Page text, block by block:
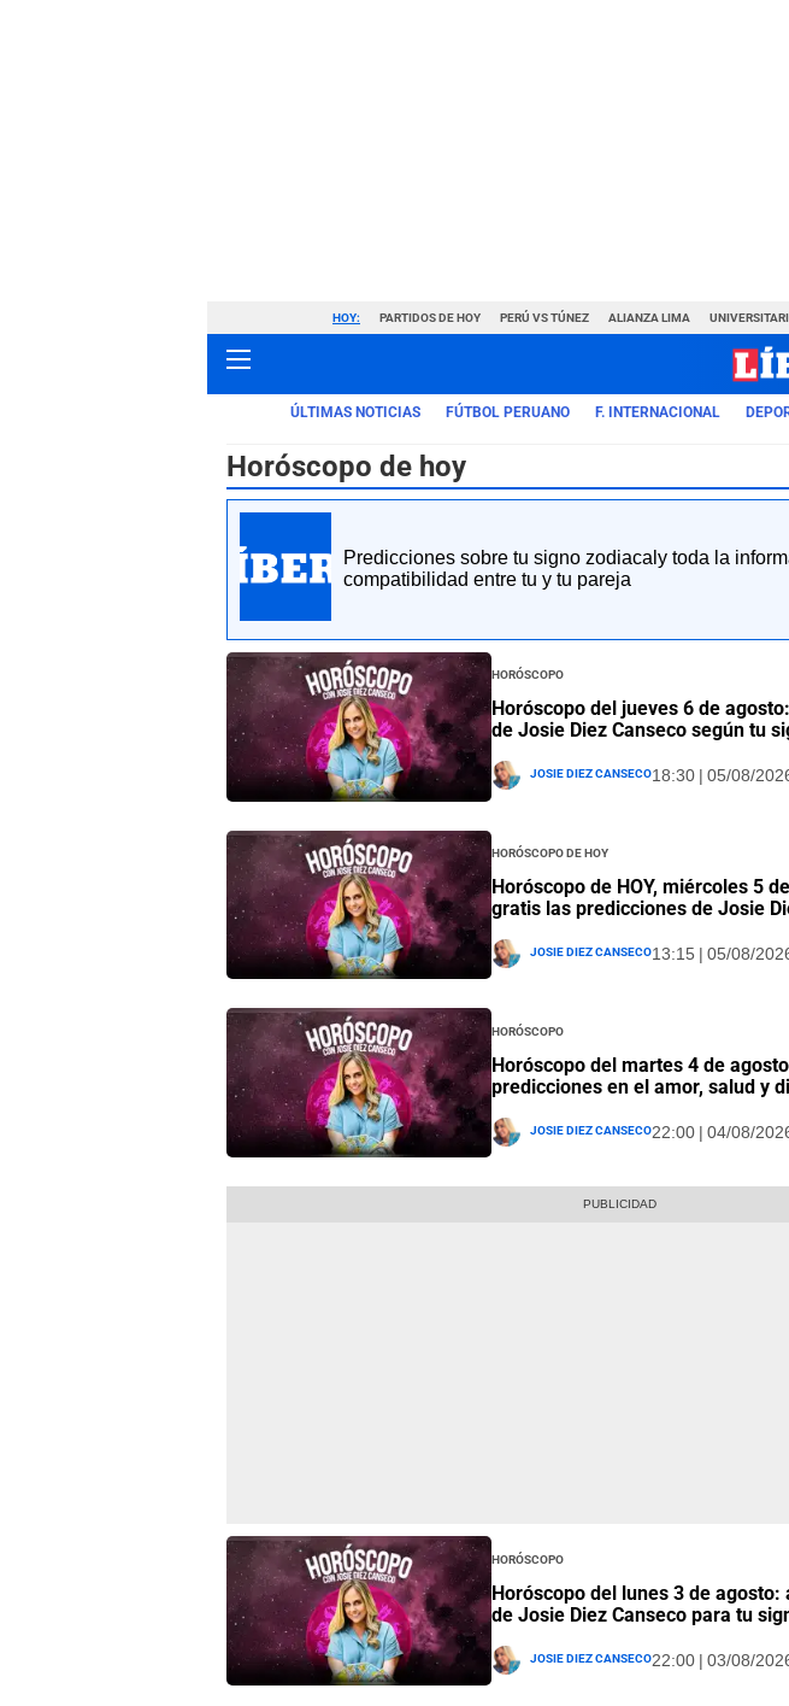
HOY: PARTIDOS DE HOY PERÚ VS TÚNEZ ALIANZA LIMA
ÚLTIMAS NOTICIAS FÚTBOL PERUANO F. INTERNACIONAL
Horóscopo de hoy
Predicciones sobre tu signo zodiacaly toda la
compatibilidad entre tu y tu pareja
Horóscopo
Horóscopo del jueves 6 de
de Josie Diez Canseco según tu
Josie Diez Canseco18:30 | 05/08/
Horóscopo de hoy
Horóscopo de HOY, miércoles 5
gratis las predicciones de Josie
Josie Diez Canseco13:15 | 05/08/
Horóscopo
Horóscopo del martes 4 de
predicciones en el amor, salud y
Josie Diez Canseco22:00 | 04/08/
Horóscopo
Horóscopo del lunes 3 de
de Josie Diez Canseco para tu
Josie Diez Canseco22:00 | 03/08/